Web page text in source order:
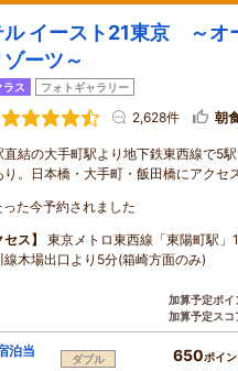
ル イースト21東京 ～オ
ゾーツ～
ラス フォトギャラリー
2,628件 朝
直結の大手町駅より地下鉄東西線で5
り。日本橋・大手町・飯田橋にアクセ
った今予約されました
セス】
東京メトロ東西線「東陽町駅
線木場出口より5分(箱崎方面のみ)
加算予定ポイ
加算予定スコ
泊当
ダブル
650ポイ